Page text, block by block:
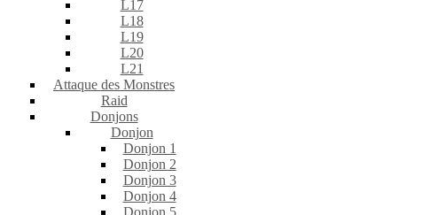
L17
L18
L19
L20
L21
Attaque des Monstres
Raid
Donjons
Donjon
Donjon 1
Donjon 2
Donjon 3
Donjon 4